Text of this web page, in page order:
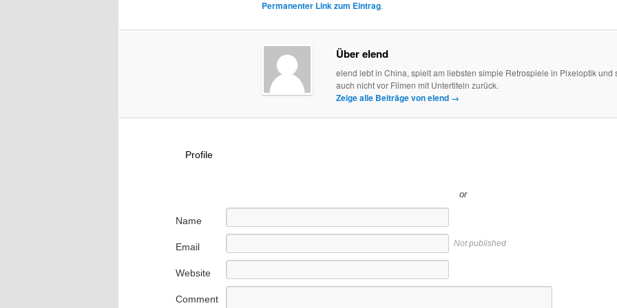
Permanenter Link zum Eintrag.
Über elend
elend lebt in China, spielt am liebsten simple Retrospiele in Pixeloptik und
auch nicht vor Filmen mit Untertiteln zurück.
Zeige alle Beiträge von elend →
Profile
or
Name
Email Not published
Website
Comment